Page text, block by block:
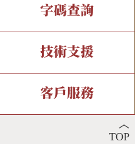
全字庫現況
專有名詞介紹
字碼查詢
部件查詢
注音查詢
技術支援
造字解決方案
轉碼Web Service
客戶服務
︿
TOP